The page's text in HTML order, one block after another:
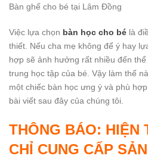
Bàn ghế cho bé tại Lâm Đồng
Việc lựa chọn bàn học cho bé là
thiết. Nếu cha mẹ không để ý hay
hợp sẽ ảnh hưởng rất nhiều đến
trung học tập của bé. Vậy làm thế
một chiếc bàn học ưng ý và phù
bài viết sau đây của chúng tôi.
THÔNG BÁO: HIỆN
CHỈ CUNG CẤP